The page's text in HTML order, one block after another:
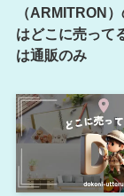
（ARMITRON
はどこに売って
は通販のみ